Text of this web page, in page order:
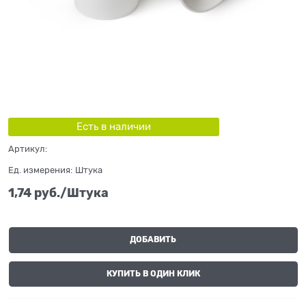
Есть в наличии
Артикул:
Ед. измерения: Штука
1,74 руб./Штука
ДОБАВИТЬ
КУПИТЬ В ОДИН КЛИК